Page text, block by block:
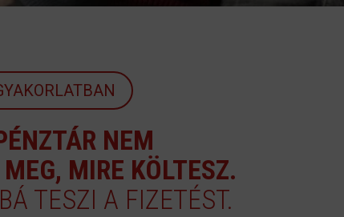
NEM
MIRE KÖLTESZ.
TESZI A FIZETÉST.